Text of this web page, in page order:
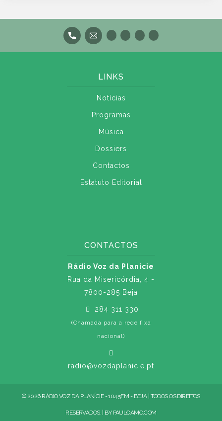
LINKS
Notícias
Programas
Música
Dossiers
Contactos
Estatuto Editorial
CONTACTOS
Rádio Voz da Planície
Rua da Misericórdia, 4 -
7800-285 Beja
284 311 330
(Chamada para a rede fixa
nacional)
radio@vozdaplanicie.pt
© 2026 RÁDIO VOZ DA PLANÍCIE - 104.5FM - BEJA | TODOS OS DIREITOS
RESERVADOS. | BY PAULOAMC.COM